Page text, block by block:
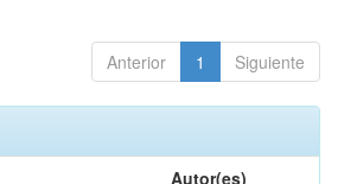
Anterior 1 Siguiente
Autor(es)